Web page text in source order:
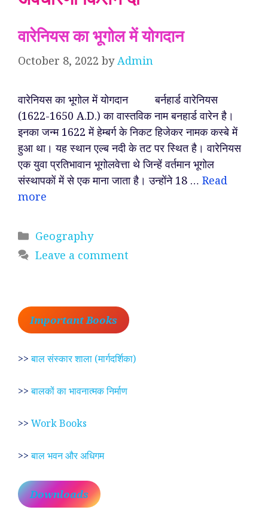
वारेनियस का भूगोल में योगदान
October 8, 2022 byAdmin
वारेनियस का भूगोल में योगदान बर्नहार्ड वारेनियस
(1622-1650 A.D.) का वास्तविक नाम बनहार्ड वारेन है।
इनका जन्म 1622 में हेम्बर्ग के निकट हिजेकर नामक कस्बे में
हुआ था। यह स्थान एल्ब नदी के तट पर स्थित है। वारेनियस
एक युवा प्रतिभावान भूगोलवेत्ता थे जिन्हें वर्तमान भूगोल
संस्थापकों में से एक माना जाता है। उन्होंने 18 … Read
more
Categories
Geography
Leave a comment
Important Books
>>बाल संस्कार शाला (मार्गदर्शिका)
>>बालकों का भावनात्मक निर्माण
>> Work Books
>>बाल भवन और अधिगम
Downloads